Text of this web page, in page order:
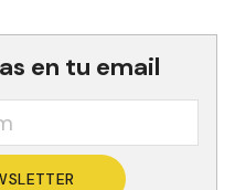
en tu email